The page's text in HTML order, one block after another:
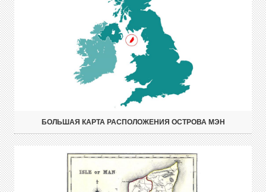
БОЛЬШАЯ КАРТА РАСПОЛОЖЕНИЯ ОСТРОВА МЭН